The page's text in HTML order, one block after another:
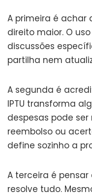
A primeira é achar
direito maior. O
discussões
partilha nem
A segunda é
IPTU transforma
despesas pode
reembolso ou
define sozinho a
A terceira é
resolve tudo.